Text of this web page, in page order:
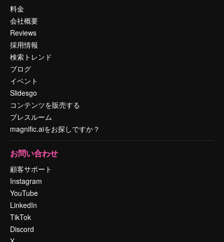
料金
会社概要
Reviews
採用情報
検索トレンド
ブログ
イベント
Slidesgo
コンテンツを販売する
プレスルーム
magnific.aiをお探しですか？
お問い合わせ
顧客サポート
Instagram
YouTube
LinkedIn
TikTok
Discord